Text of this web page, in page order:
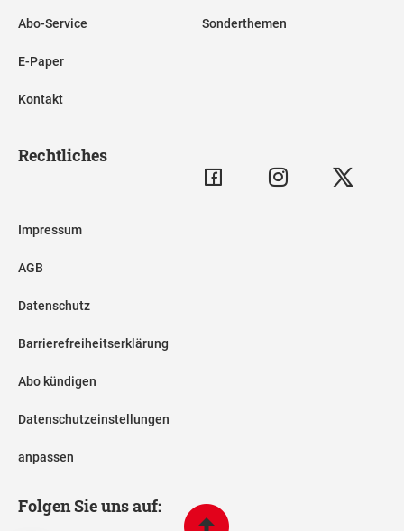
Abo-Service
E-Paper
Kontakt
Sonderthemen
Rechtliches
Impressum
AGB
Datenschutz
Barrierefreiheitserklärung
Abo kündigen
Datenschutzeinstellungen
anpassen
Folgen Sie uns auf: